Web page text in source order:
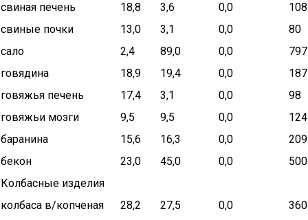
свиная печень
18,8 3,6 0,0
108
свиные почки
13,0 3,1 0,0
80
сало
2,4 89,0 0,0
797
говядина
18,9 19,4 0,0
187
говяжья печень
17,4 3,1 0,0
98
говяжьи мозги
9,5 9,5 0,0
124
баранина
15,6 16,3 0,0
209
бекон
23,0 45,0 0,0
500
Колбасные изделия
колбаса в/копченая
28,2 27,5 0,0
360